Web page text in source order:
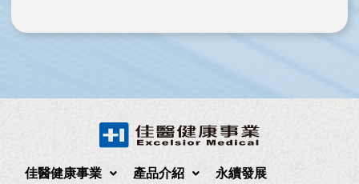
佳醫健康事業 產品介紹 永續發展